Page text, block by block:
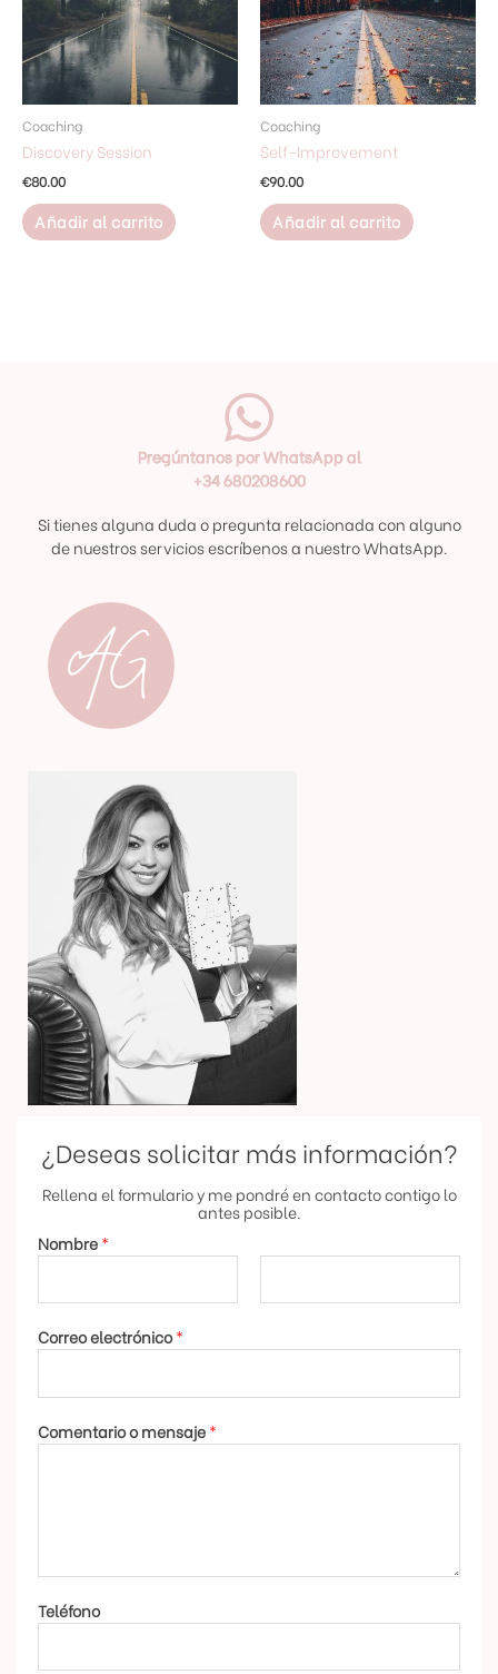
Coaching
Discovery Session
€80.00
Añadir al carrito
Coaching
Self-Improvement
€90.00
Añadir al carrito
Pregúntanos por WhatsApp al
+34 680208600
Si tienes alguna duda o pregunta relacionada con alguno
de nuestros servicios escríbenos a nuestro WhatsApp.
¿Deseas solicitar más información?
Rellena el formulario y me pondré en contacto contigo lo
antes posible.
Nombre *
o
e
Correo electrónico*
Comentario o mensaje *
Teléfono